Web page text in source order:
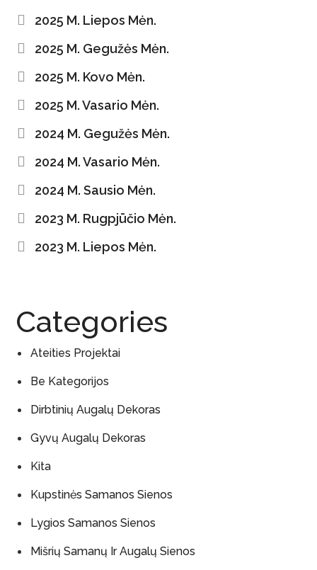
2025 M. Liepos Mėn.
2025 M. Gegužės Mėn.
2025 M. Kovo Mėn.
2025 M. Vasario Mėn.
2024 M. Gegužės Mėn.
2024 M. Vasario Mėn.
2024 M. Sausio Mėn.
2023 M. Rugpjūčio Mėn.
2023 M. Liepos Mėn.
Categories
Ateities Projektai
Be Kategorijos
Dirbtinių Augalų Dekoras
Gyvų Augalų Dekoras
Kita
Kupstinės Samanos Sienos
Lygios Samanos Sienos
Mišrių Samanų Ir Augalų Sienos